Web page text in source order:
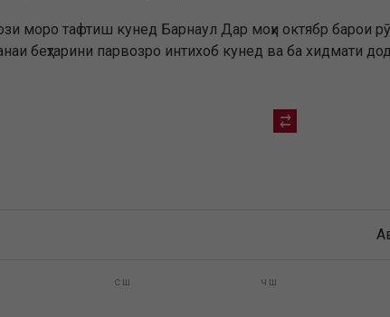
моро тафтиш кунед Барнаул Дар моҳи октябр барои
беҳтарини парвозро интихоб кунед ва ба хидмати
сш чш